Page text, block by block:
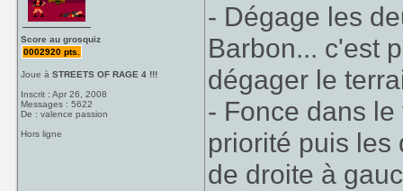
Score au grosquiz
0002920 pts.
Joue àSTREETS OF RAGE 4 !!!
Inscrit : Apr 26, 2008
Messages : 5622
De : valence passion
Hors ligne
- Dégage les
Barbon... c'est
dégager le
- Fonce dans
priorité puis les
de droite à